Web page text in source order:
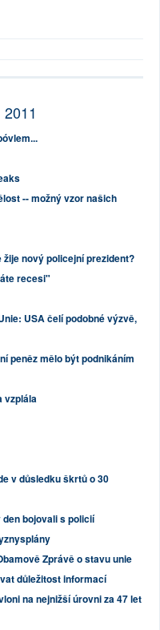
-- možný vzor našich
žije nový policejní prezident?
recesi"
USA čelí podobné výzvě,
peněz mělo být podnikáním
vzplála
v důsledku škrtů o 30
bojovali s policií
Zprávě o stavu unie
důležitost informací
na nejnižší úrovni za 47 let